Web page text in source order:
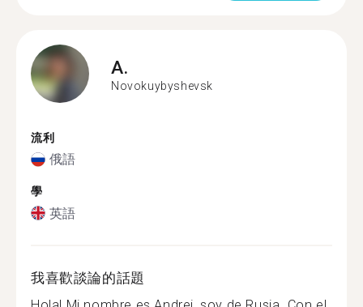
A.
Novokuybyshevsk
流利
俄語
學
英語
我喜歡談論的話題